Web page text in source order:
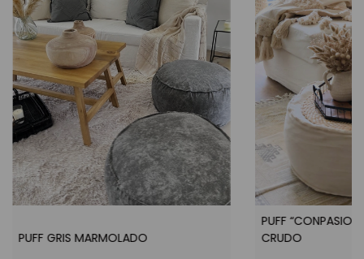
PUFF GRIS MARMOLADO
PUFF
CRUDO